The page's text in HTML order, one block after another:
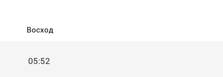
Восход
05:52